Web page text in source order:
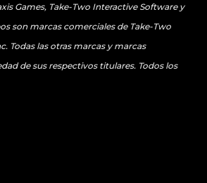
Games, Take-Two Interactive Software y
son marcas comerciales de Take-Two
Todas las otras marcas y marcas
de sus respectivos titulares. Todos los